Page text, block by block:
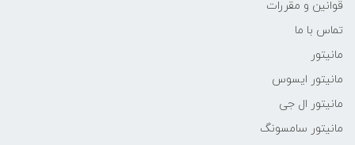
قوانین و مقررات
تماس با ما
مانیتور
مانیتور ایسوس
مانیتور ال جی
مانیتور سامسونگ